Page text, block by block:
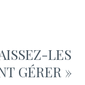
LES
GÉRER »